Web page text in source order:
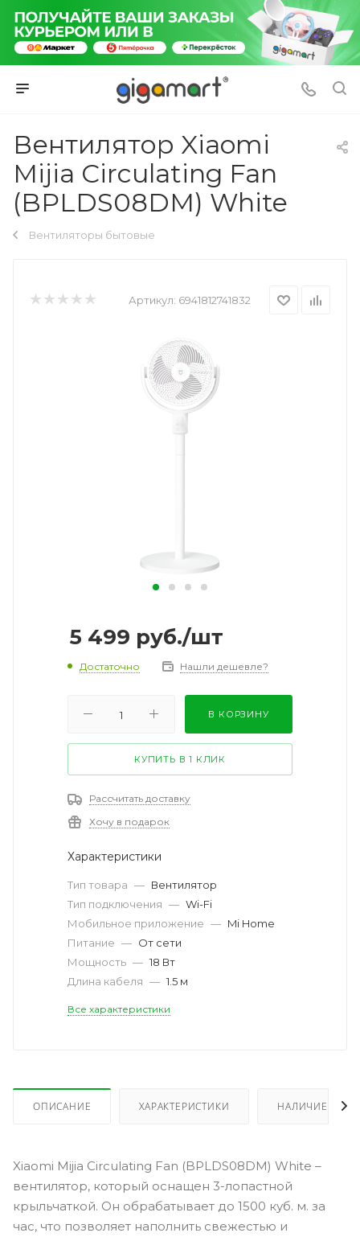
Вентилятор Xiaomi
Mijia Circulating Fan
(BPLDS08DM) White
Вентиляторы бытовые
Артикул: 6941812741832
5 499 руб./шт
Достаточно Нашли дешевле?
В КОРЗИНУ
КУПИТЬ В 1 КЛИК
Рассчитать доставку
Хочу в подарок
Характеристики
Тип товара — Вентилятор
Тип подключения — Wi-Fi
Мобильное приложение — Mi Home
Питание — От сети
Мощность — 18 Вт
Длина кабеля — 1.5 м
Все характеристики
ОПИСАНИЕ ХАРАКТЕРИСТИКИ НАЛИЧИЕ
Xiaomi Mijia Circulating Fan (BPLDS08DM) White –
вентилятор, который оснащен 3-лопастной
крыльчаткой. Он обрабатывает до 1500 куб. м. за
час, что позволяет наполнить свежестью и